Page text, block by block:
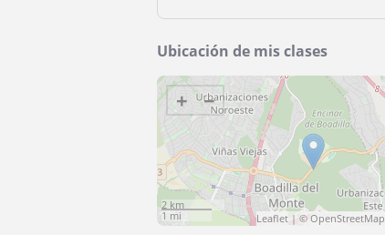
Ubicación de mis clases
+ −
2 km
1 mi
Leaflet | ©OpenStreetMap